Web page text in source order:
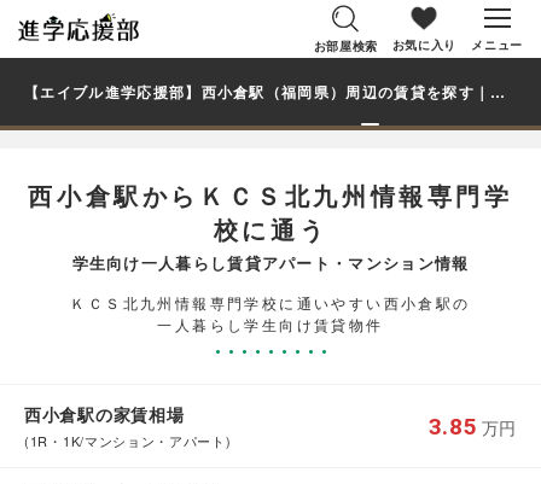
お部屋検索 お気に入り メニュー
【エイブル進学応援部】西小倉駅（福岡県）周辺の賃貸を探す｜ＫＣＳ北九州情報専門学校学生・大学生の一人暮らし向け賃貸マンション・アパート
西小倉駅からＫＣＳ北九州情報専門学
校に通う
学生向け一人暮らし賃貸アパート・マンション情報
ＫＣＳ北九州情報専門学校に通いやすい西小倉駅の
一人暮らし学生向け賃貸物件
西小倉駅の家賃相場
(1R・1K/マンション・アパート)
3.85 万円